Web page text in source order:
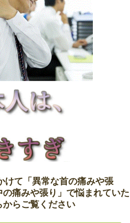
けて「異常な首の痛みや張
の痛みや張り」で悩まれていた
らご覧ください